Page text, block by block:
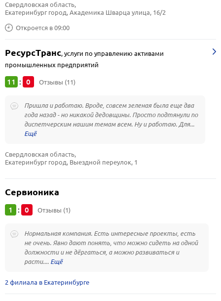
Откроется в 09:00
Свердловская область,
Екатеринбург город, Академика Шварца улица, 16/2
РесурсТранс,услуги по управлению активами
промышленных предприятий
11 : 0 Отзывы (11)
Пришла и работаю. Вроде, совсем зеленая была еще два
года назад - но никакой дедовщины. Просто подтянули по
диспетчерским нашим темам всем. Ну и работаю. Для...
Свердловская область,
Екатеринбург город, Выездной переулок, 1
Сервионика
1 : 0 Отзывы (1)
Нормальная компания. Есть интересные проекты, есть
не очень. Явно дают понять, что можно сидеть на одной
должности и не дёргаться, а можно развиваться и
расти....
2 филиала в Екатеринбурге